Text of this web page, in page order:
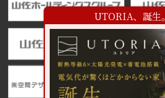
UTORIA、誕生。